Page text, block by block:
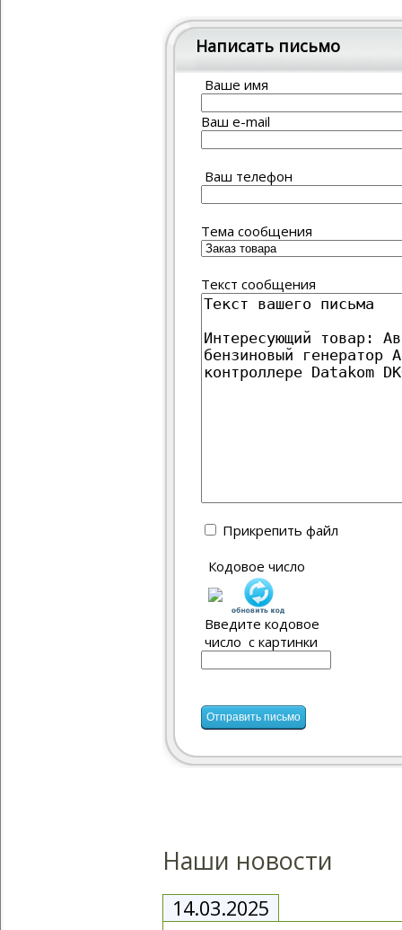
Написать письмо
Ваше имя
Ваш e-mail
Ваш телефон
Тема сообщения
Текст сообщения
Прикрепить файл
Кодовое число
Введите кодовое
число с картинки
Наши новости
14.03.2025